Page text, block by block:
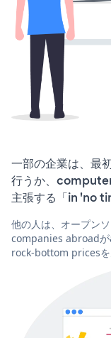
一部の企業は、
行うか、
主張する「in 'no
他の人は、オープン
companies abroad
rock-bottom pricesを